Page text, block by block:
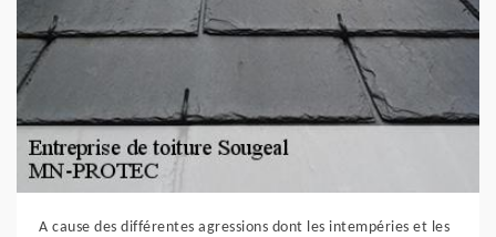
A cause des différentes agressions dont les intempéries et les